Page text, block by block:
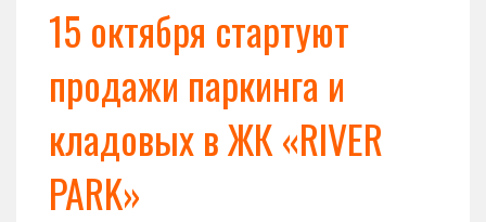
15 октября стартуют
продажи паркинга и
кладовых в ЖК «RIVER
PARK»